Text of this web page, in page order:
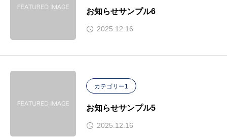
お知らせサンプル6
2025.12.16
カテゴリー1
お知らせサンプル5
2025.12.16